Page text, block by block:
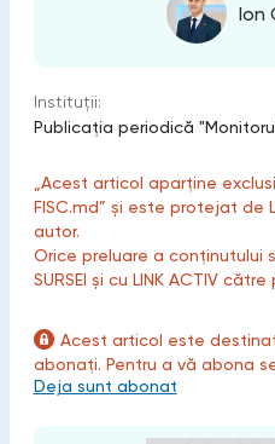
Ion
Instituții:
Publicaţia periodică "Monitorul
„Acest articol aparține
FISC.md” și este protejat de
autor.
Orice preluare a conținutului
SURSEI și cu LINK ACTIV
Acest articol este
abonați. Pentru a vă abona
Deja sunt abonat